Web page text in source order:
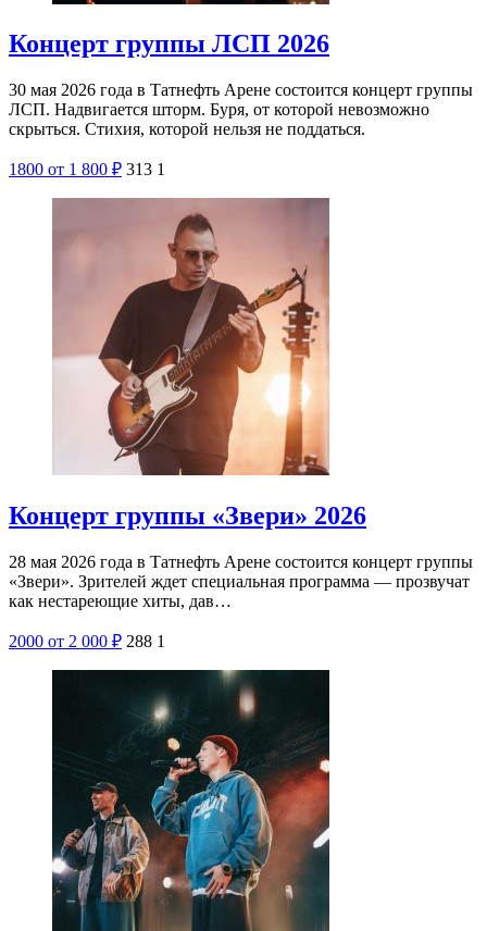
Концерт группы ЛСП 2026
30 мая 2026 года в Татнефть Арене состоится концерт группы
ЛСП. Надвигается шторм. Буря, от которой невозможно
скрыться. Стихия, которой нельзя не поддаться.
1800 от 1 800 ₽ 313 1
Концерт группы «Звери» 2026
28 мая 2026 года в Татнефть Арене состоится концерт группы
«Звери». Зрителей ждет специальная программа — прозвучат
как нестареющие хиты, дав…
2000 от 2 000 ₽ 288 1